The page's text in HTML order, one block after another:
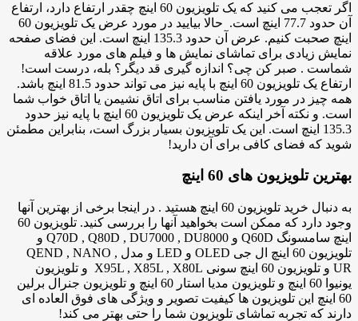
اگر تعجب می کنید که یک تلویزیون 60 اینچ چقدر ارتفاع دارد، ارتفاع
آن حدود 77.7 اینچ است. حالا بیایید در مورد عرض یک تلویزیون 60
اینچ صحبت کنیم. عرض آن حدود 135.3 اینچ است. این فضای صفحه
نمایش زیادی برای تماشای نمایش ها و فیلم های مورد علاقه
شماست . صبر کن چی؟ اندازه گیری قد دیگر؟ بله، درست است!
ارتفاع یک تلویزیون 60 اینچ با پایه نیز می تواند حدود 81.5 اینچ باشد.
همه چیز در مورد یافتن مناسب برای اتاق نشیمن یا اتاق خواب شما
است. و نکته آخر اینکه عرض یک تلویزیون 60 اینچ با پایه نیز حدود
135.3 اینچ است. این یک تلویزیون بسیار بزرگ است، بنابراین مطمئن
شوید که فضای کافی برای آن دارید!
بهترین تلویزیون های 60 اینچ
به دنبال خرید تلویزیون 60 اینچ هستید . در اینجا برخی از بهترین آنها
وجود دارد که ممکن است بخواهید آنها را بررسی کنید. تلویزیون 60
اینچ سامسونگ Q60D و Q70D , Q80D , DU7000 , DU8000 و
تلویزیون 60 اینچ ال جی OLED و LED و مدل QEND , NANO ,
UR و تلویزیون 60 اینچ سونی X95L , X85L , X80L و تلویزیون
یونیوا 60 اینچ و تلویزیون مدیا استار 60 اینچ و تلویزیون جنرال برلین
60 اینچ این تلویزیون ها کیفیت تصویر و ویژگی های فوق العاده ای
دارند که تجربه تماشای تلویزیون شما را حتی بهتر می کند!